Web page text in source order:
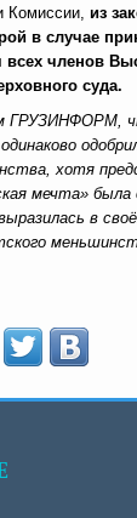
Комиссии, из
в случае
членов
суда.
ГРУЗИНФОРМ,
хотя
мечта» была
в